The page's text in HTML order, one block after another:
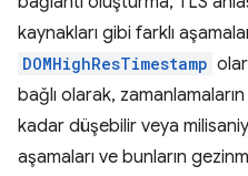
kaynakları gibi farklı
DOMHighResTimestamp
bağlı olarak,
kadar düşebilir veya
aşamaları ve bunların